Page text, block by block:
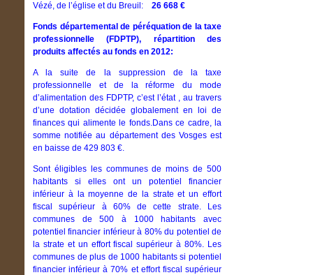
Vézé, de l’église et du Breuil: 26 668 €
Fonds départemental de péréquation de la taxe
professionnelle (FDPTP), répartition des
produits affectés au fonds en 2012:
A la suite de la suppression de la taxe
professionnelle et de la réforme du mode
d’alimentation des FDPTP, c’est l’état , au travers
d’une dotation décidée globalement en loi de
finances qui alimente le fonds.Dans ce cadre, la
somme notifiée au département des Vosges est
en baisse de 429 803 €.
Sont éligibles les communes de moins de 500
habitants si elles ont un potentiel financier
inférieur à la moyenne de la strate et un effort
fiscal supérieur à 60% de cette strate. Les
communes de 500 à 1000 habitants avec
potentiel financier inférieur à 80% du potentiel de
la strate et un effort fiscal supérieur à 80%. Les
communes de plus de 1000 habitants si potentiel
financier inférieur à 70% et effort fiscal supérieur